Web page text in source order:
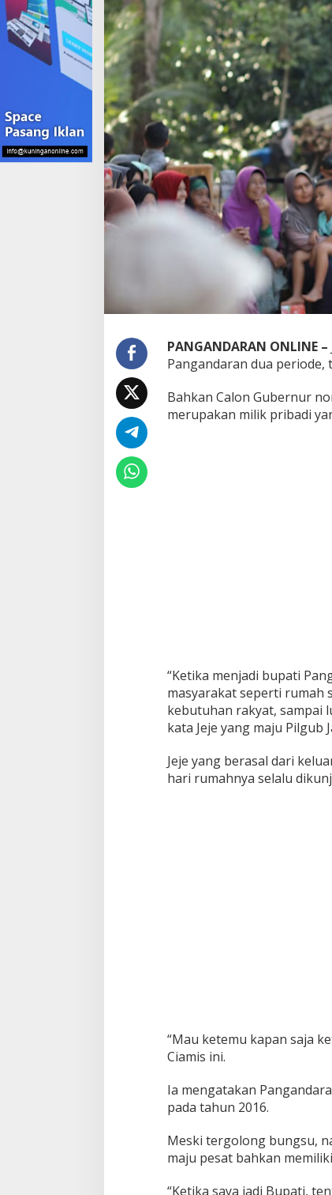
PANGANDARAN ONLINE –
Pangandaran dua periode,
Bahkan Calon Gubernur
merupakan milik pribadi
“Ketika menjadi bupati
masyarakat seperti rumah
kebutuhan rakyat, sampai
kata Jeje yang maju Pilgub
Jeje yang berasal dari
hari rumahnya selalu
“Mau ketemu kapan saja
Ciamis ini.
Ia mengatakan
pada tahun 2016.
Meski tergolong bungsu,
maju pesat bahkan
“Ketika saya jadi Bupati,